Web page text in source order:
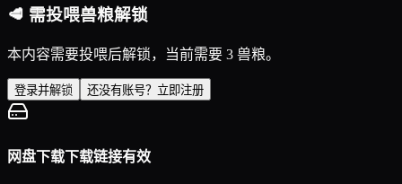
🥩 需投喂兽粮解锁
本内容需要投喂后解锁，当前需要 3 兽粮。
登录并解锁 还没有账号？立即注册
网盘下载下载链接有效